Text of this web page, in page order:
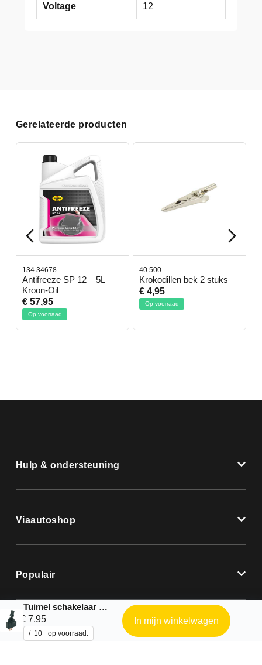
Voltage 12
Gerelateerde producten
134.34678
Antifreeze SP 12 – 5L –
Kroon-Oil
€ 57,95
Op voorraad
40.500
Krokodillen bek 2 stuks
€ 4,95
Op voorraad
Hulp & ondersteuning
Viaautoshop
Populair
Tuimel schakelaar aan – uit 12V 20A schuif
€ 7,95
10+ op voorraad.
In mijn winkelwagen